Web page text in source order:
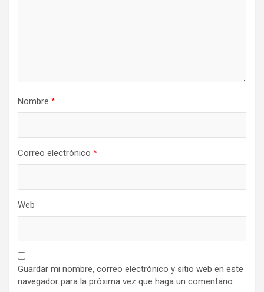
Nombre *
Correo electrónico *
Web
Guardar mi nombre, correo electrónico y sitio web en este
navegador para la próxima vez que haga un comentario.